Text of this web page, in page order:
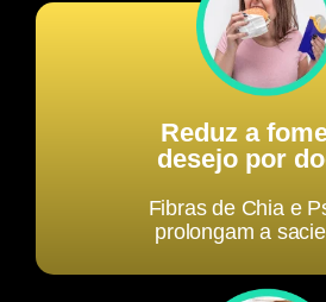
Reduz a
desejo por
Fibras de Chia e
prolongam a